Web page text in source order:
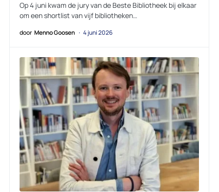
Op 4 juni kwam de jury van de Beste Bibliotheek bij elkaar
om een shortlist van vijf bibliotheken…
door Menno Goosen 4 juni 2026